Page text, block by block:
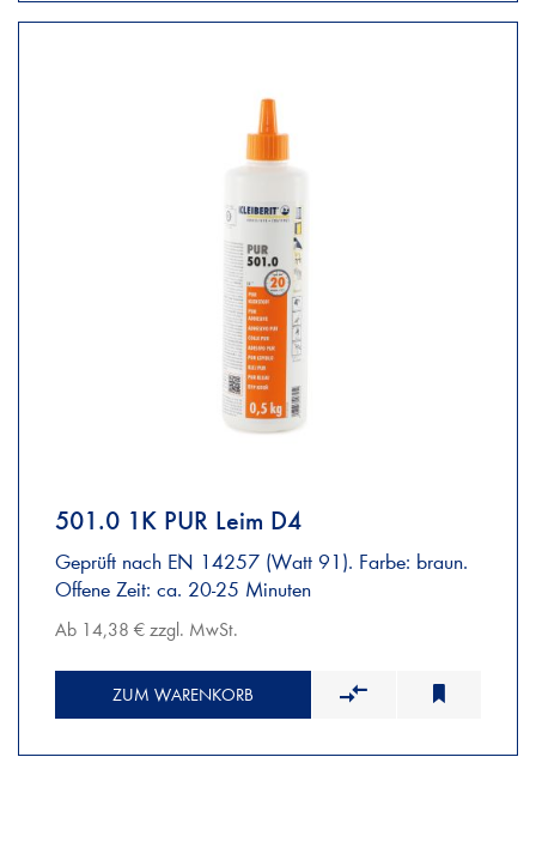
501.0 1K PUR Leim D4
Geprüft nach EN 14257 (Watt 91). Farbe: braun.
Offene Zeit: ca. 20-25 Minuten
Ab 14,38 € zzgl. MwSt.
ZUM WARENKORB